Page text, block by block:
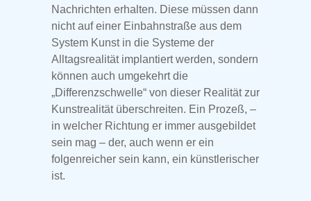
Nachrichten erhalten. Diese müssen dann
nicht auf einer Einbahnstraße aus dem
System Kunst in die Systeme der
Alltagsrealität implantiert werden, sondern
können auch umgekehrt die
„Differenzschwelle“ von dieser Realität zur
Kunstrealität überschreiten. Ein Prozeß, –
in welcher Richtung er immer ausgebildet
sein mag – der, auch wenn er ein
folgenreicher sein kann, ein künstlerischer
ist.